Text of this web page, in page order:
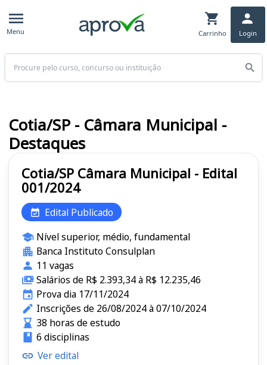
Menu Carrinho Login
Buscar
Cotia/SP Câmara Municipal - Edital
001/2024
Edital Publicado
Nível superior, médio, fundamental
Banca Instituto Consulplan
11 vagas
Salários de R$ 2.393,34 à R$ 12.235,46
Prova dia 17/11/2024
Inscrições de 26/08/2024 à 07/10/2024
38 horas de estudo
6 disciplinas
Ver edital
Cotia/SP - Câmara Municipal -
Destaques